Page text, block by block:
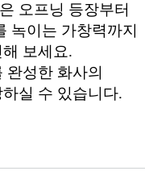
오프닝 등장부터
녹이는 가창력까지
보세요.
완성한 화사의
실 수 있습니다.